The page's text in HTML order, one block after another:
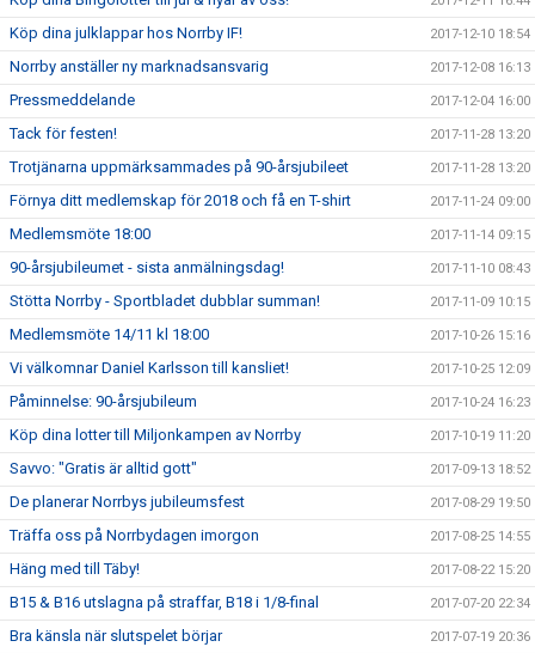
Köp dina julklappar hos Norrby IF! 2017-12-10 18:54
Norrby anställer ny marknadsansvarig 2017-12-08 16:13
Pressmeddelande 2017-12-04 16:00
Tack för festen! 2017-11-28 13:20
Trotjänarna uppmärksammades på 90-årsjubileet 2017-11-28 13:20
Förnya ditt medlemskap för 2018 och få en T-shirt 2017-11-24 09:00
Medlemsmöte 18:00 2017-11-14 09:15
90-årsjubileumet - sista anmälningsdag! 2017-11-10 08:43
Stötta Norrby - Sportbladet dubblar summan! 2017-11-09 10:15
Medlemsmöte 14/11 kl 18:00 2017-10-26 15:16
Vi välkomnar Daniel Karlsson till kansliet! 2017-10-25 12:09
Påminnelse: 90-årsjubileum 2017-10-24 16:23
Köp dina lotter till Miljonkampen av Norrby 2017-10-19 11:20
Savvo: "Gratis är alltid gott" 2017-09-13 18:52
De planerar Norrbys jubileumsfest 2017-08-29 19:50
Träffa oss på Norrbydagen imorgon 2017-08-25 14:55
Häng med till Täby! 2017-08-22 15:20
B15 & B16 utslagna på straffar, B18 i 1/8-final 2017-07-20 22:34
Bra känsla när slutspelet börjar 2017-07-19 20:36